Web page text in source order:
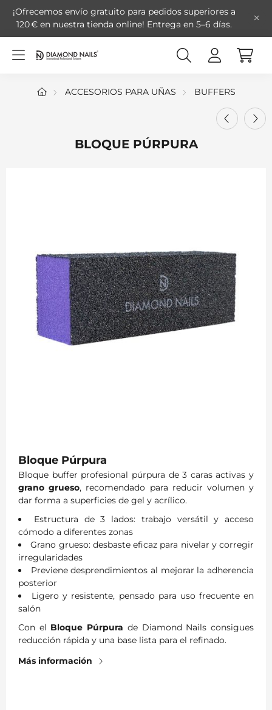
¡Ofrecemos envío gratuito para pedidos superiores a
120 € en nuestra tienda online! Entrega en 5–6 días.
ACCESORIOS PARA UÑAS BUFFERS
BLOQUE PÚRPURA
Bloque Púrpura
Bloque buffer profesional púrpura de 3 caras activas y
grano grueso, recomendado para reducir volumen y
dar forma a superficies de gel y acrílico.
Estructura de 3 lados: trabajo versátil y acceso
cómodo a diferentes zonas
Grano grueso: desbaste eficaz para nivelar y corregir
irregularidades
Previene desprendimientos al mejorar la adherencia
posterior
Ligero y resistente, pensado para uso frecuente en
salón
Con el Bloque Púrpura de Diamond Nails consigues
reducción rápida y una base lista para el refinado.
Más información